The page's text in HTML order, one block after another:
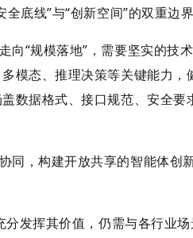
底线”与“创新空间”的双重边界
向“规模落地”，需要坚实的技
模态、推理决策等关键能力，
数据格式、接口规范、安全要
同，构建开放共享的智能体创
发挥其价值，仍需与各行业